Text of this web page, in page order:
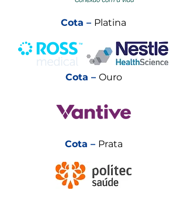
Cota – Platina
Cota – Ouro
Cota – Prata